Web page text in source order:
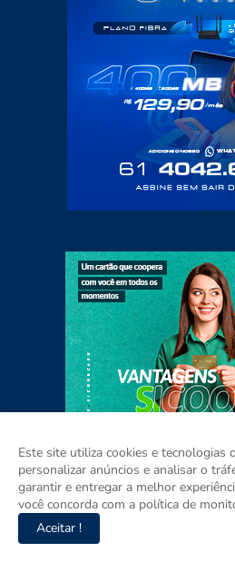
Este site utiliza cookies e tecnologias
personalizar anúncios e analisar o
garantir e entregar a melhor
você concorda com a política de
Aceitar !